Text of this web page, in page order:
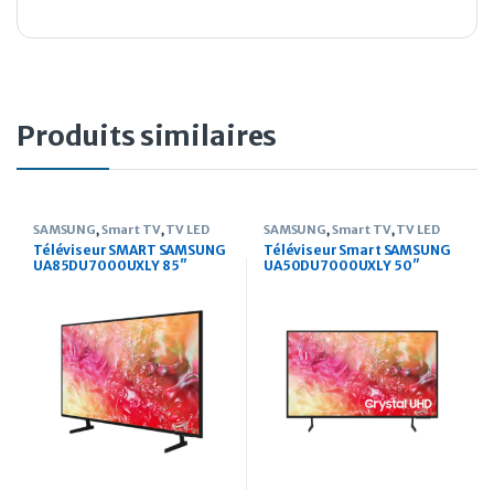
Produits similaires
SAMSUNG,Smart TV,TV LED
Téléviseur SMART SAMSUNG
UA85DU7000UXLY 85″
SAMSUNG,Smart TV,TV LED
Téléviseur Smart SAMSUNG
UA50DU7000UXLY 50″